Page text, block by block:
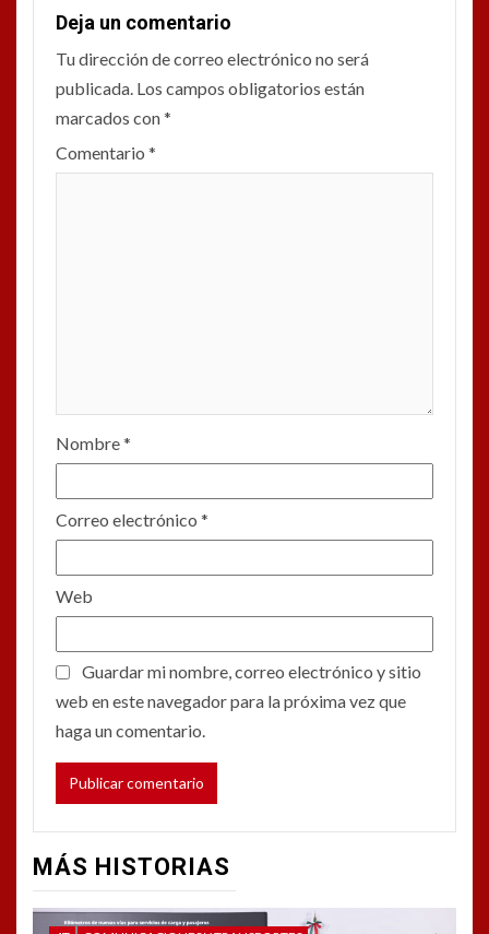
Deja un comentario
Tu dirección de correo electrónico no será
publicada. Los campos obligatorios están
marcados con*
Comentario *
Nombre*
Correo electrónico *
Web
Guardar mi nombre, correo electrónico y sitio
web en este navegador para la próxima vez que
haga un comentario.
MÁS HISTORIAS